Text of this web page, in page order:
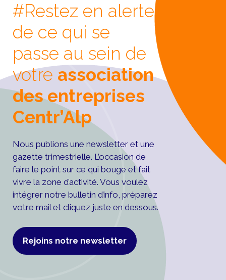
#Restez en alerte
de ce qui se
passe au sein de
votre association
des entreprises
Centr’Alp
Nous publions une newsletter et une
gazette trimestrielle. L’occasion de
faire le point sur ce qui bouge et fait
vivre la zone d’activité. Vous voulez
intégrer notre bulletin d’info, préparez
votre mail et cliquez juste en dessous.
Rejoins notre newsletter